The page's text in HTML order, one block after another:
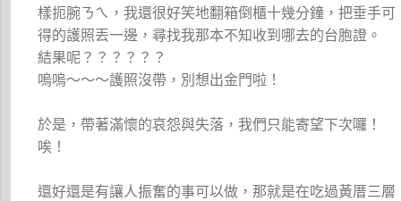
樣扼腕ㄋㄟ，我還很好笑地翻箱倒櫃十幾分鐘，把垂手可
得的護照丟一邊，尋找我那本不知收到哪去的台胞證。
結果呢？？？？？？
嗚嗚～～～護照沒帶，別想出金門啦！
於是，帶著滿懷的哀怨與失落，我們只能寄望下次囉！
唉！
還好還是有讓人振奮的事可以做，那就是在吃過黃厝三層